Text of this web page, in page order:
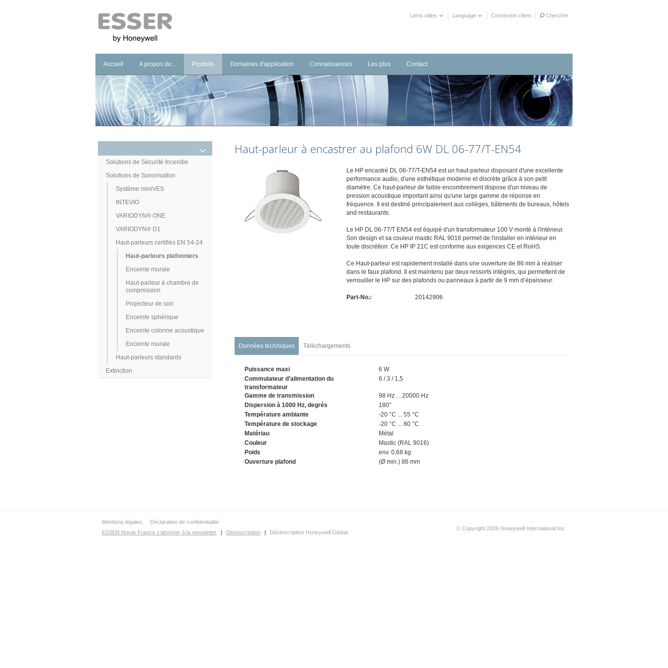
Liens utiles Language Connexion client Chercher
Accueil A propos de...
Notre groupe
Notre marque
Notre philosophie
Produits
Solutions de Sécurité Incendie
Solutions de Sonorisation
Solution Extinction Automatique
Domaines d'application
Transports
Industrie
Etablissements recevant du public
Monuments culturels et historiques
Connaissances
Tutoriels Vidéos
Les plus
Téléchargements
Evènements à venir
Les temps forts en Région
Objets BIM
Contact
Contact France
Réseau Clients Esser by Honeywell
Solutions de Sécurité Incendie
Solutions de Sonorisation
Système miniVES
INTEVIO
VARIODYN® ONE
VARIODYN® D1
Haut-parleurs certifiés EN 54-24
Haut-parleurs plafonniers
Enceinte murale
Haut-parleur à chambre de
compression
Projecteur de son
Enceinte sphérique
Enceinte colonne acoustique
Enceinte murale
Haut-parleurs standards
Extinction
Haut-parleur à encastrer au plafond 6W DL 06-77/T-EN54
Le HP encastré DL 06-77/T-EN54 est un haut-parleur disposant d'une excellente
performance audio, d'une esthétique moderne et discrète grâce à son petit
diamètre. Ce haut-parleur de faible encombrement dispose d'un niveau de
pression acoustique important ainsi qu'une large gamme de réponse en
fréquence. Il est destiné principalement aux collèges, bâtiments de bureaux, hôtels
and restaurants.
Le HP DL 06-77/T EN54 est équipé d'un transformateur 100 V monté à l'intérieur.
Son design et sa couleur mastic RAL 9016 permet de l'installer en intérieur en
toute discrétion. Ce HP IP 21C est conforme aux exigences CE et RoHS.
Ce Haut-parleur est rapidement installé dans une ouverture de 86 mm à réaliser
dans le faux plafond. Il est maintenu par deux ressorts intégrés, qui permettent de
verrouiller le HP sur des plafonds ou panneaux à partir de 9 mm d’épaisseur.
Part-No.: 20142906
Données techniques Téléchargements
Puissance maxi 6 W
Commutateur d’alimentation du
transformateur
6 / 3 / 1,5
Gamme de transmission
98 Hz ... 20000 Hz
Dispersion à 1000 Hz, degrés
180°
Température ambiante
-20 °C ... 55 °C
Température de stockage
-20 °C ... 80 °C
Matériau
Métal
Couleur
Mastic (RAL 9016)
Poids
env. 0,68 kg
Ouverture plafond
(Ø min.) 86 mm
Mentions légales
Déclaration de confidentialité
ESSER Novar France s'abonner à la newsletter
| Désinscription | Désinscription Honeywell Global
© Copyright 2026 Honeywell International Inc.